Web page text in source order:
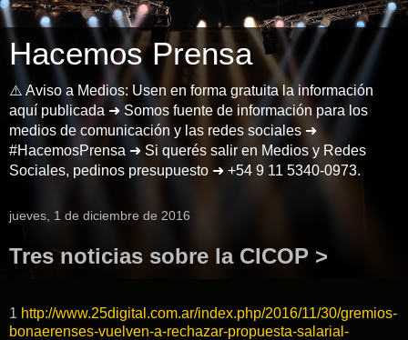
Hacemos Prensa
⚠️ Aviso a Medios: Usen en forma gratuita la información
aquí publicada ➜ Somos fuente de información para los
medios de comunicación y las redes sociales ➜
#HacemosPrensa ➜ Si querés salir en Medios y Redes
Sociales, pedinos presupuesto ➜ +54 9 11 5340-0973.
jueves, 1 de diciembre de 2016
Tres noticias sobre la CICOP >
1 http://www.25digital.com.ar/index.php/2016/11/30/gremios-
bonaerenses-vuelven-a-rechazar-propuesta-salarial-